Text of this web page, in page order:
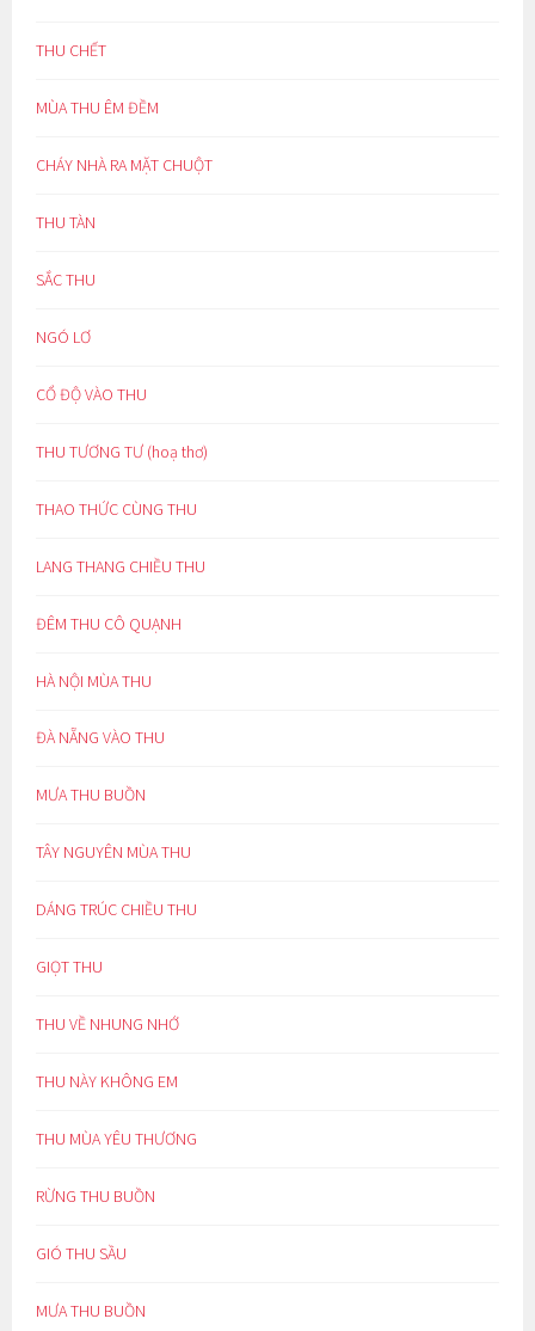
THU CHẾT
MÙA THU ÊM ĐỀM
CHÁY NHÀ RA MẶT CHUỘT
THU TÀN
SẮC THU
NGÓ LƠ
CỔ ĐỘ VÀO THU
THU TƯƠNG TƯ (hoạ thơ)
THAO THỨC CÙNG THU
LANG THANG CHIỀU THU
ĐÊM THU CÔ QUẠNH
HÀ NỘI MÙA THU
ĐÀ NẴNG VÀO THU
MƯA THU BUỒN
TÂY NGUYÊN MÙA THU
DÁNG TRÚC CHIỀU THU
GIỌT THU
THU VỀ NHUNG NHỚ
THU NÀY KHÔNG EM
THU MÙA YÊU THƯƠNG
RỪNG THU BUỒN
GIÓ THU SẦU
MƯA THU BUỒN